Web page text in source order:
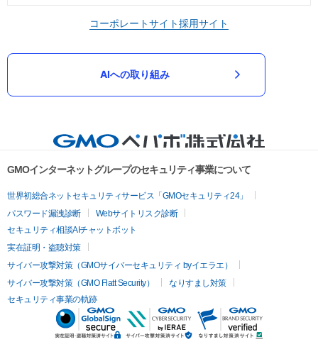
コーポレートサイト採用サイト
AIへの取り組み
GMOインターネットグループのセキュリティ事業について
世界初総合ネットセキュリティサービス「GMOセキュリティ24」
パスワード漏洩診断
Webサイトリスク診断
セキュリティ相談AIチャットボット
実在証明・盗聴対策
サイバー攻撃対策（GMOサイバーセキュリティ byイエラエ）
サイバー攻撃対策（GMO Flatt Security）
なりすまし対策
セキュリティ事業の軌跡